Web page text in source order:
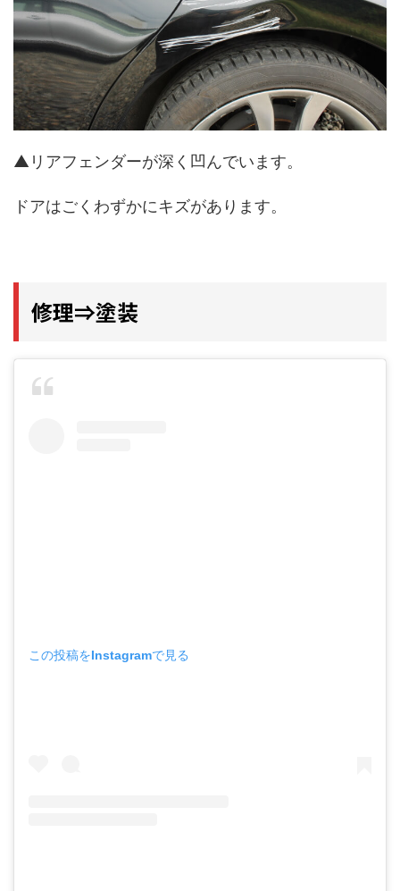
▲リアフェンダーが深く凹んでいます。
ドアはごくわずかにキズがあります。
修理⇒塗装
この投稿をInstagramで見る